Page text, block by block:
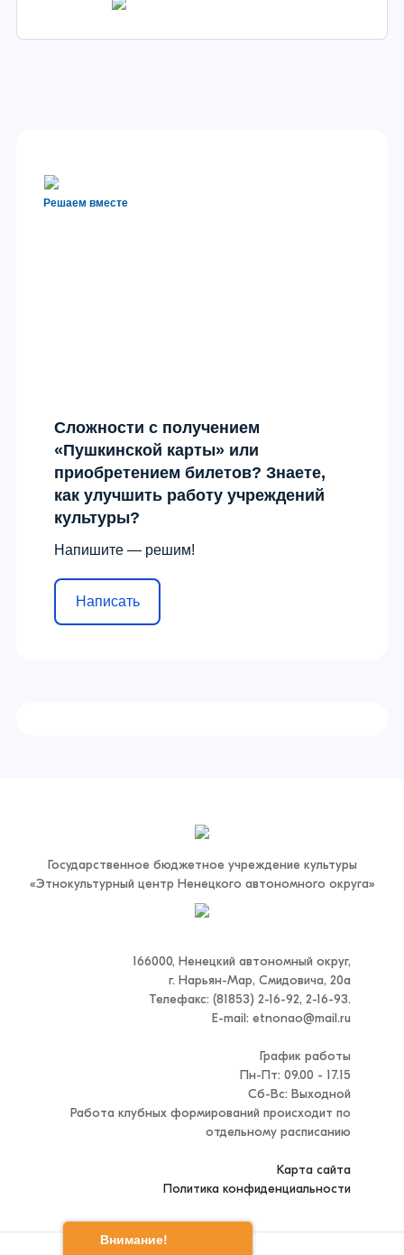
Внимание!
Решаем вместе
Сложности с получением
«Пушкинской карты» или
приобретением билетов? Знаете,
как улучшить работу учреждений
культуры?
Напишите — решим!
Написать
Государственное бюджетное учреждение культуры
«Этнокультурный центр Ненецкого автономного округа»
166000, Ненецкий автономный округ,
г. Нарьян-Мар, Смидовича, 20а
Телефакс: (81853) 2-16-92, 2-16-93.
E-mail: etnonao@mail.ru
График работы
Пн-Пт: 09.00 - 17.15
Сб-Вс: Выходной
Работа клубных формирований происходит по
отдельному расписанию
Карта сайта
Политика конфиденциальности